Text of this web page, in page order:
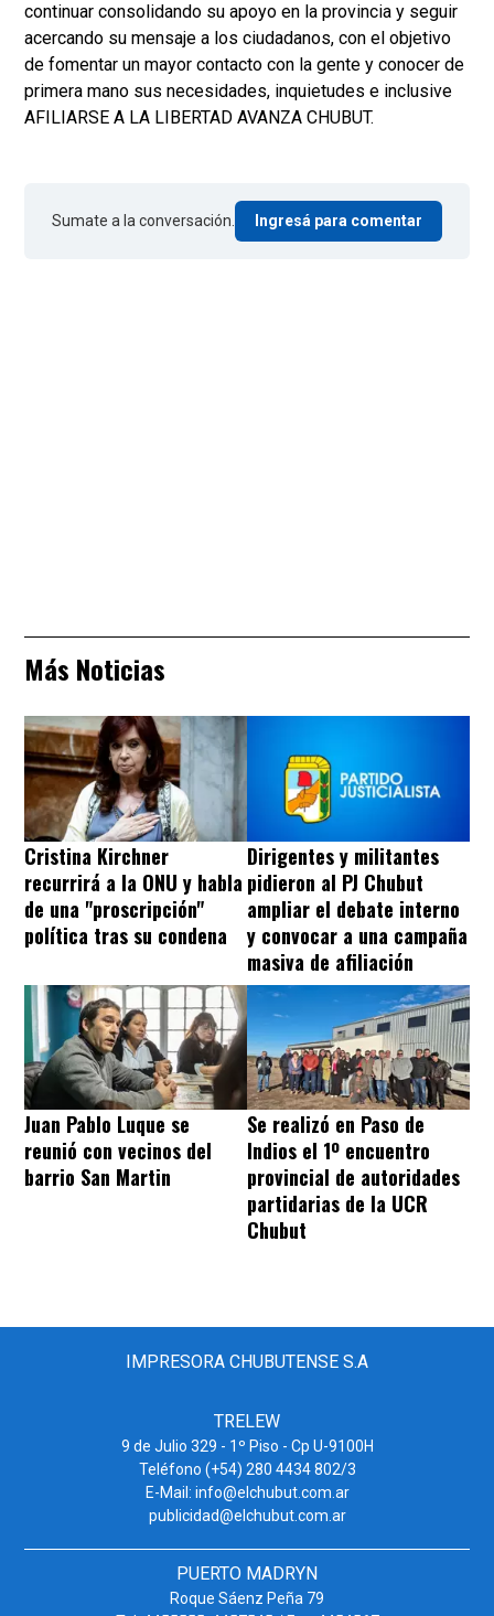
continuar consolidando su apoyo en la provincia y seguir
acercando su mensaje a los ciudadanos, con el objetivo
de fomentar un mayor contacto con la gente y conocer de
primera mano sus necesidades, inquietudes e inclusive
AFILIARSE A LA LIBERTAD AVANZA CHUBUT.
Sumate a la conversación. Ingresá para comentar
Más Noticias
Cristina Kirchner
recurrirá a la ONU y habla
de una "proscripción"
política tras su condena
Dirigentes y militantes
pidieron al PJ Chubut
ampliar el debate interno
y convocar a una campaña
masiva de afiliación
Juan Pablo Luque se
reunió con vecinos del
barrio San Martin
Se realizó en Paso de
Indios el 1º encuentro
provincial de autoridades
partidarias de la UCR
Chubut
IMPRESORA CHUBUTENSE S.A
TRELEW
9 de Julio 329 - 1º Piso - Cp U-9100H
Teléfono (+54) 280 4434 802/3
E-Mail: info@elchubut.com.ar
publicidad@elchubut.com.ar
PUERTO MADRYN
Roque Sáenz Peña 79